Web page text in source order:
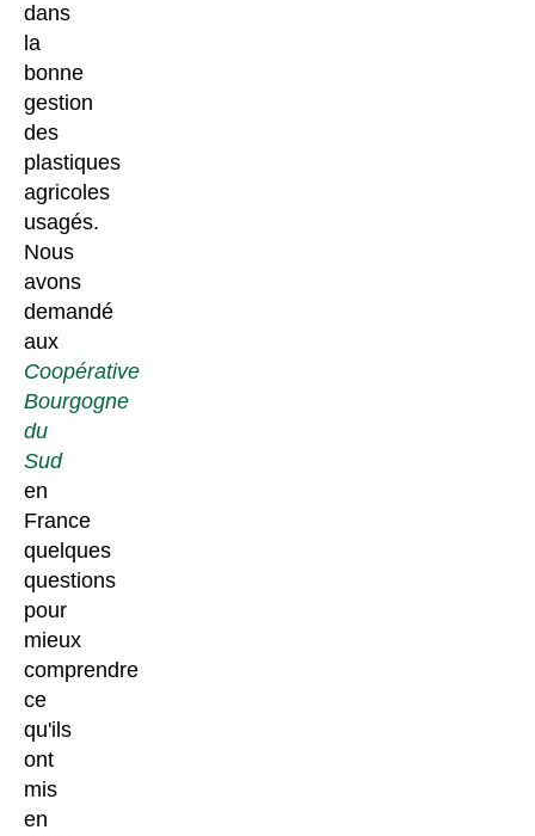
dans
la
bonne
gestion
des
plastiques
agricoles
usagés.
Nous
avons
demandé
aux
Coopérative
Bourgogne
du
Sud
en
France
quelques
questions
pour
mieux
comprendre
ce
qu'ils
ont
mis
en